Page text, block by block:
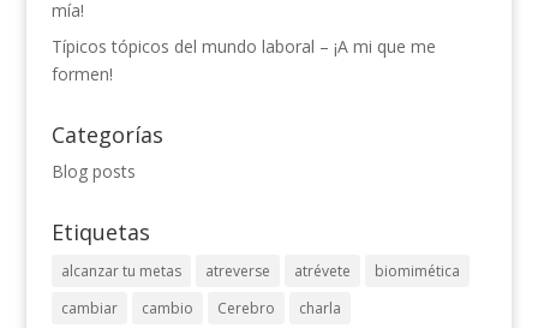
mía!
Típicos tópicos del mundo laboral – ¡A mi que me
formen!
Categorías
Blog posts
Etiquetas
alcanzar tu metas atreverse atrévete
biomimética
cambiar
cambio Cerebro
charla